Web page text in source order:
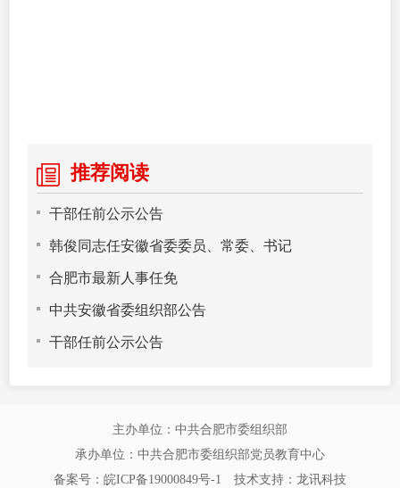
推荐阅读
干部任前公示公告
韩俊同志任安徽省委委员、常委、书记
合肥市最新人事任免
中共安徽省委组织部公告
干部任前公示公告
主办单位：中共合肥市委组织部
承办单位：中共合肥市委组织部党员教育中心
备案号：皖ICP备19000849号-1
技术支持： 龙讯科技